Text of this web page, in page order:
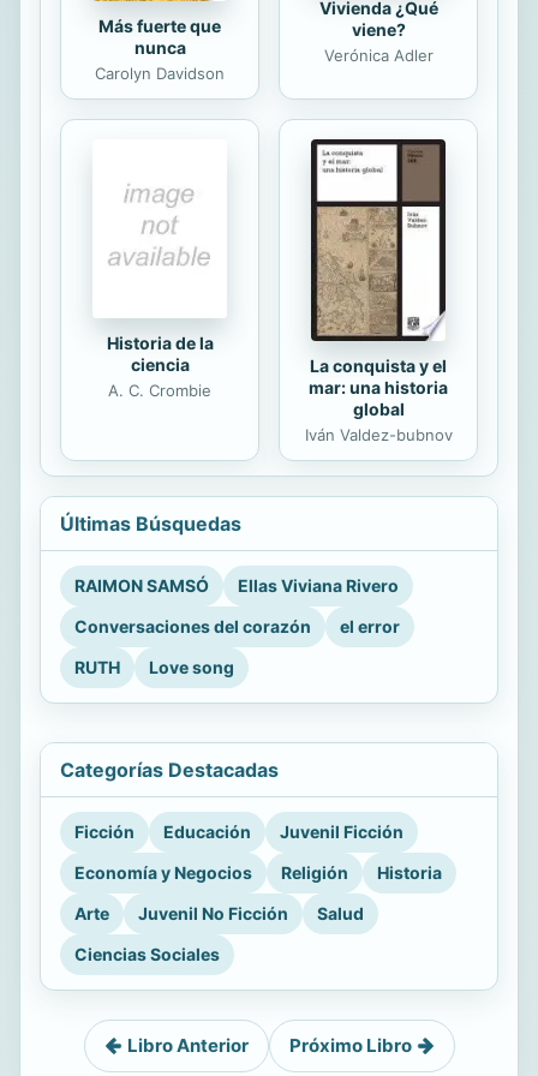
Más fuerte que
nunca
Carolyn Davidson
Vivienda ¿Qué
viene?
Verónica Adler
Historia de la
ciencia
A. C. Crombie
La conquista y el
mar: una historia
global
Iván Valdez-bubnov
Últimas Búsquedas
RAIMON SAMSÓ
Ellas Viviana Rivero
Conversaciones del corazón
el error
RUTH
Love song
Categorías Destacadas
Ficción Educación
Juvenil Ficción
Economía y Negocios
Religión
Historia
Arte
Juvenil No Ficción
Salud
Ciencias Sociales
Libro Anterior Próximo Libro